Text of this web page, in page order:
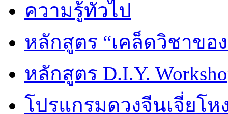
ความรู้ทั่วไป
หลักสูตร “เคล็ดวิชาขอ
หลักสูตร D.I.Y.
โปรแกรมดวงจีนเจี่ยโห